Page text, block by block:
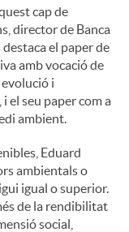
cap de
director de Banca
el paper de
amb vocació de
i
el seu paper com a
ambient.
Eduard
ambientals o
igual o superior.
de la rendibilitat
social,